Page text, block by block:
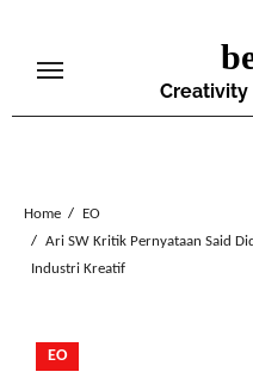
content
Creativity
Home
EO
Ari SW Kritik Pernyataan Said
Industri Kreatif
EO